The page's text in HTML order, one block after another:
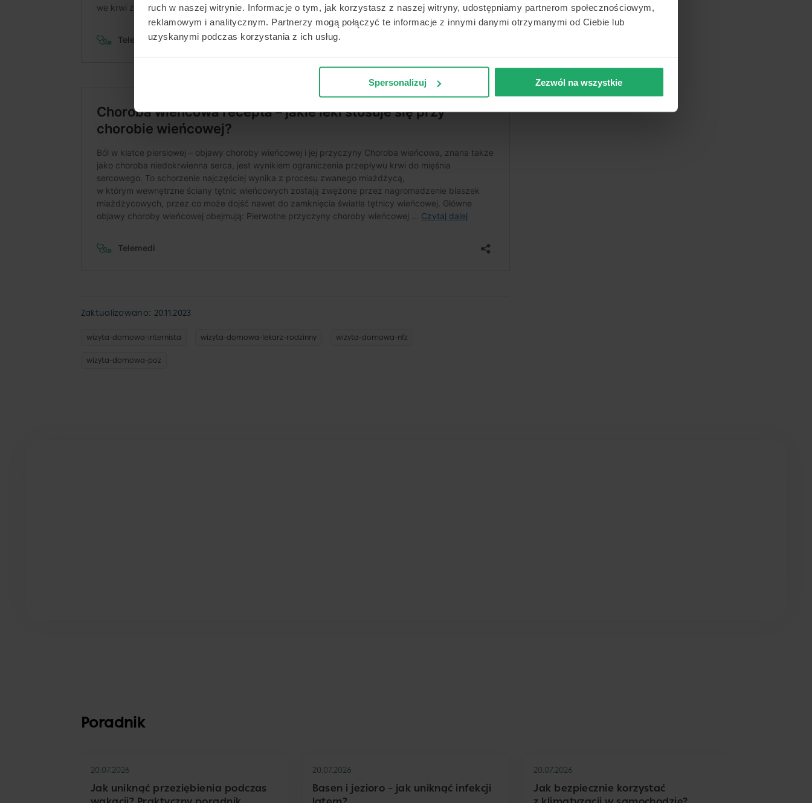
ruch w naszej witrynie. Informacje o tym, jak korzystasz z naszej witryny, udostępniamy partnerom społecznościowym,
reklamowym i analitycznym. Partnerzy mogą połączyć te informacje z innymi danymi otrzymanymi od Ciebie lub
uzyskanymi podczas korzystania z ich usług.
Spersonalizuj Zezwól na wszystkie
Zaktualizowano: 20.11.2023
wizyta-domowa-internista wizyta-domowa-lekarz-rodzinny wizyta-domowa-nfz
wizyta-domowa-poz
Poradnik
20.07.2026
Jak uniknąć przeziębienia podczas
20.07.2026
Basen i jezioro – jak uniknąć infekcji
20.07.2026
Jak bezpiecznie korzystać